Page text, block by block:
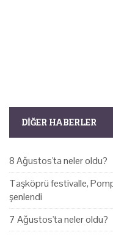
DIĞER HABERLER
8 Ağustos'ta neler oldu?
Taşköprü festivalle,
şenlendi
7 Ağustos'ta neler oldu?